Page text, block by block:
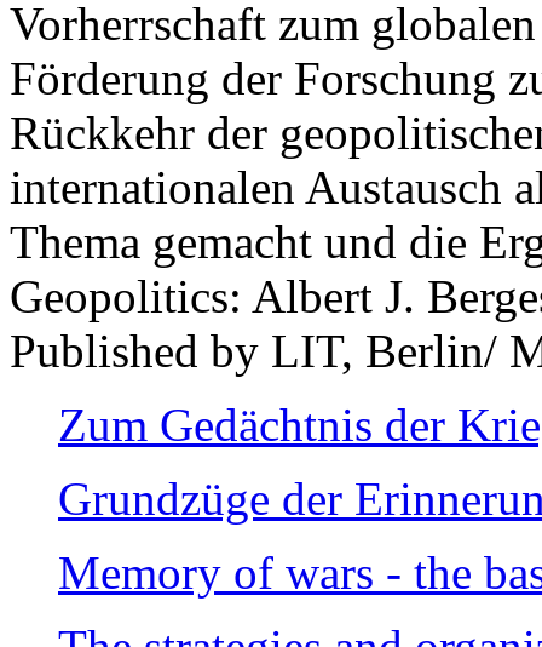
Vorherrschaft zum
Förderung der Forschung
Rückkehr der
internationalen Austausch
Thema gemacht und die
Geopolitics: Albert J.
Published by LIT, Berlin/
Zum Gedächtnis der
Grundzüge der
Memory of wars - the